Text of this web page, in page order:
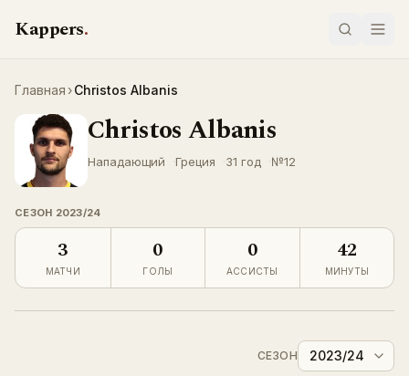
Kappers.
Главная ›Christos Albanis
Christos Albanis
Нападающий Греция 31 год №12
СЕЗОН 2023/24
3
МАТЧИ
0
ГОЛЫ
0
АССИСТЫ
42
МИНУТЫ
СЕЗОН 2023/24